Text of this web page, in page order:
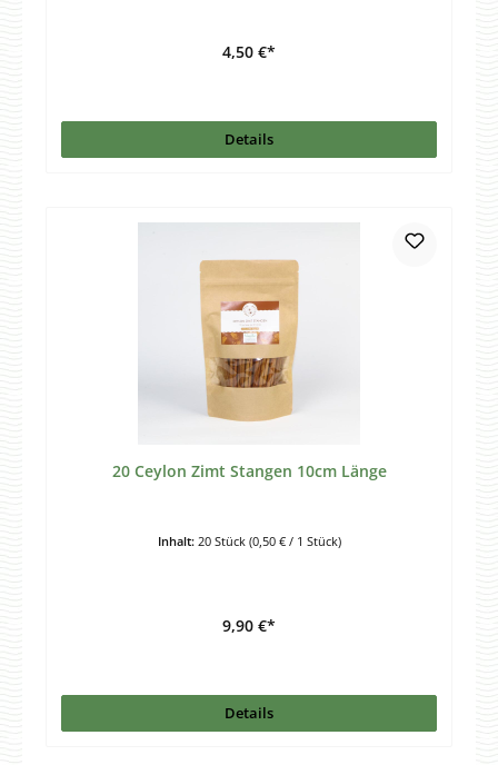
4,50 €*
Details
20 Ceylon Zimt Stangen 10cm Länge
Inhalt: 20 Stück (0,50 € / 1 Stück)
9,90 €*
Details